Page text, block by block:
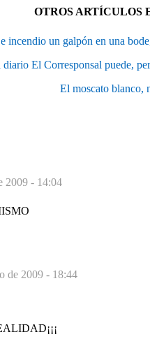
OTROS ARTÍCULOS
incendio un galpón en una
diario El Corresponsal puede,
El moscato blanco,
2009 - 14:04
de 2009 - 18:44